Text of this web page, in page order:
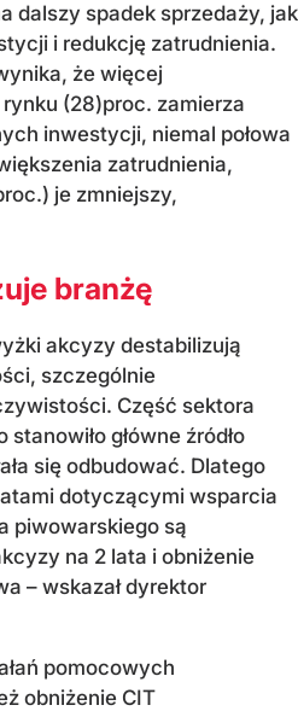
dalszy spadek sprzedaży, jak
i redukcję zatrudnienia.
że więcej
(28)proc. zamierza
inwestycji, niemal połowa
zatrudnienia,
je zmniejszy,
branżę
akcyzy destabilizują
szczególnie
Część sektora
główne źródło
się odbudować. Dlatego
dotyczącymi wsparcia
piwowarskiego są
na 2 lata i obniżenie
– wskazał dyrektor
pomocowych
obniżenie CIT